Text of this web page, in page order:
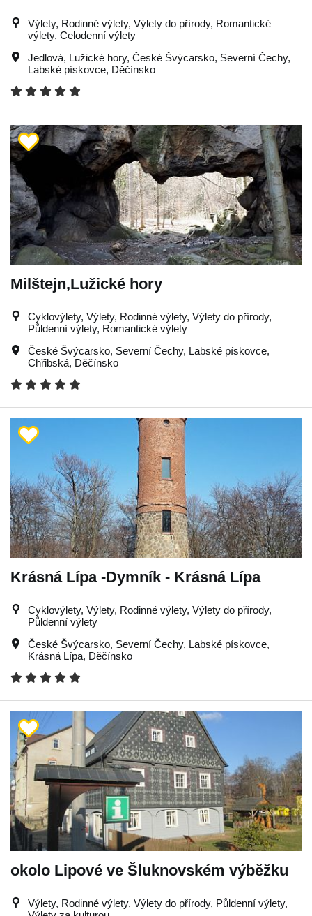
Výlety, Rodinné výlety, Výlety do přírody, Romantické
výlety, Celodenní výlety
Jedlová, Lužické hory, České Švýcarsko, Severní Čechy,
Labské pískovce, Děčínsko
Milštejn,Lužické hory
Cyklovýlety, Výlety, Rodinné výlety, Výlety do přírody,
Půldenní výlety, Romantické výlety
České Švýcarsko, Severní Čechy, Labské pískovce,
Chřibská, Děčínsko
Krásná Lípa -Dymník - Krásná Lípa
Cyklovýlety, Výlety, Rodinné výlety, Výlety do přírody,
Půldenní výlety
České Švýcarsko, Severní Čechy, Labské pískovce,
Krásná Lípa, Děčínsko
okolo Lipové ve Šluknovském výběžku
Výlety, Rodinné výlety, Výlety do přírody, Půldenní výlety,